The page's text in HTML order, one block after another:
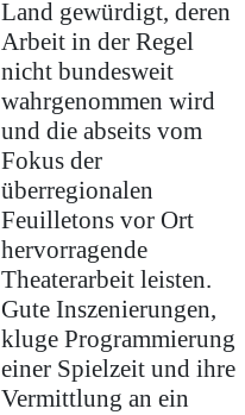
Land gewürdigt, deren
Arbeit in der Regel
nicht bundesweit
wahrgenommen wird
und die abseits vom
Fokus der
überregionalen
Feuilletons vor Ort
hervorragende
Theaterarbeit leisten.
Gute Inszenierungen,
kluge Programmierung
einer Spielzeit und ihre
Vermittlung an ein